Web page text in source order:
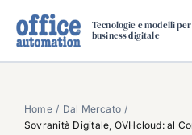
Tecnologie e modelli
business digitale
SPECIAL PAPER
Home
Dal Mercato
Sovranità Digitale, OVHcloud: al